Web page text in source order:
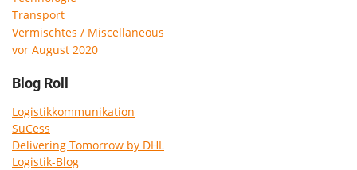
Transport
Vermischtes / Miscellaneous
vor August 2020
Blog Roll
Logistikkommunikation
SuCess
Delivering Tomorrow by DHL
Logistik-Blog